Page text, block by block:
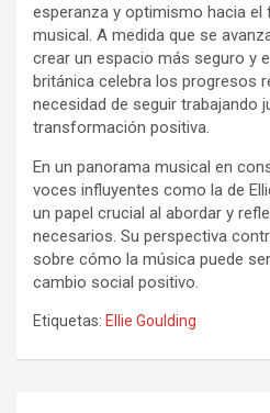
esperanza y optimismo hacia el
musical. A medida que se
crear un espacio más seguro y
británica celebra los progresos
necesidad de seguir trabajando
transformación positiva.
En un panorama musical en
voces influyentes como la de
un papel crucial al abordar y
necesarios. Su perspectiva
sobre cómo la música puede
cambio social positivo.
Etiquetas: Ellie Goulding